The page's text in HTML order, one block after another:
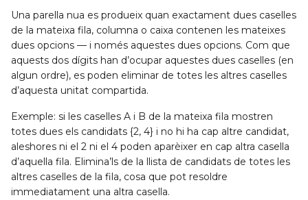
Una parella nua es produeix quan exactament dues caselles
de la mateixa fila, columna o caixa contenen les mateixes
dues opcions — i només aquestes dues opcions. Com que
aquests dos dígits han d’ocupar aquestes dues caselles (en
algun ordre), es poden eliminar de totes les altres caselles
d’aquesta unitat compartida.
Exemple: si les caselles A i B de la mateixa fila mostren
totes dues els candidats {2, 4} i no hi ha cap altre candidat,
aleshores ni el 2 ni el 4 poden aparèixer en cap altra casella
d’aquella fila. Elimina’ls de la llista de candidats de totes les
altres caselles de la fila, cosa que pot resoldre
immediatament una altra casella.